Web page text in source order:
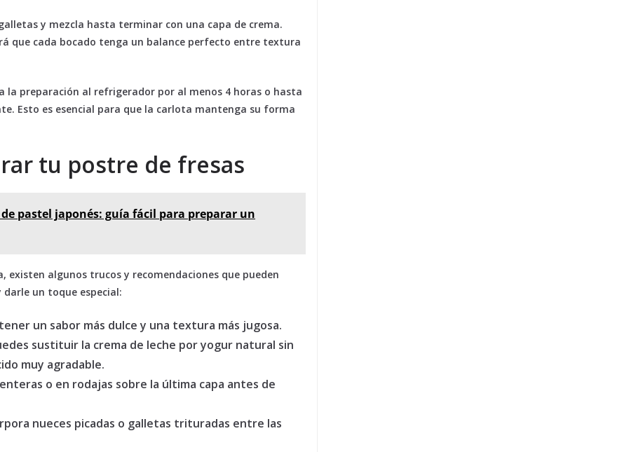
y mezcla hasta terminar con una capa de crema.
que cada bocado tenga un balance perfecto entre textura
la preparación al refrigerador por al menos 4 horas o hasta
Esto es esencial para que la carlota mantenga su forma
tu postre de fresas
de pastel japonés: guía fácil para preparar un
existen algunos trucos y recomendaciones que pueden
un toque especial:
un sabor más dulce y una textura más jugosa.
sustituir la crema de leche por yogur natural sin
muy agradable.
o en rodajas sobre la última capa antes de
nueces picadas o galletas trituradas entre las